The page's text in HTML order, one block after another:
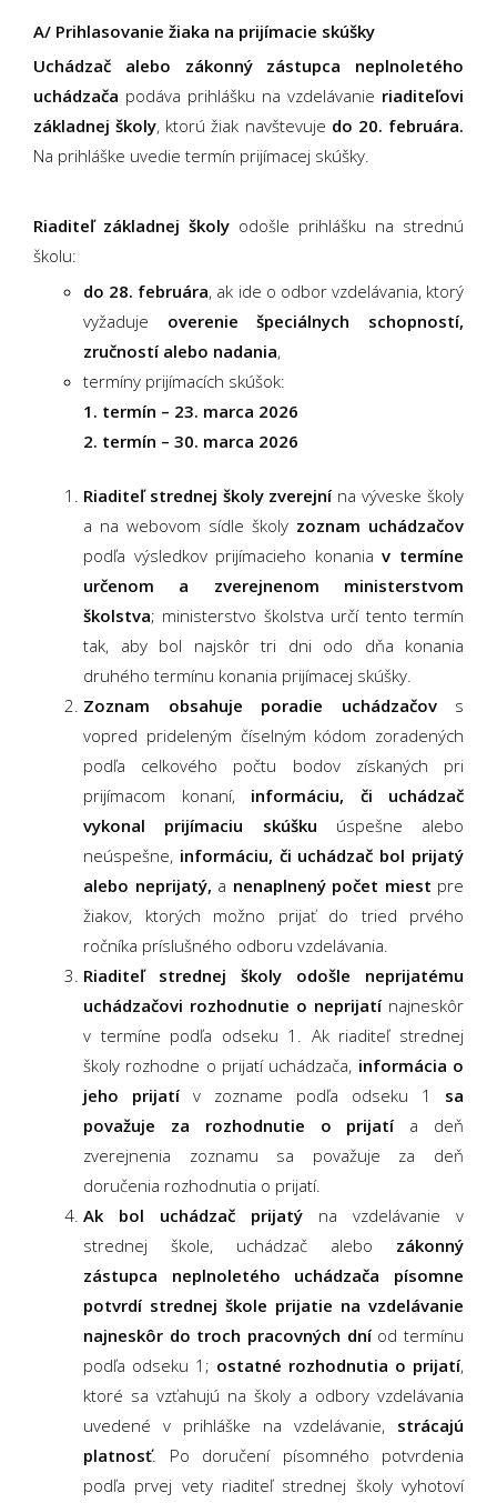
A/ Prihlasovanie žiaka na prijímacie skúšky
Uchádzač alebo zákonný zástupca neplnoletého
uchádzača podáva prihlášku na vzdelávanie riaditeľovi
základnej školy, ktorú žiak navštevuje do 20. februára.
Na prihláške uvedie termín prijímacej skúšky.
Riaditeľ základnej školy odošle prihlášku na strednú
školu:
do 28. februára, ak ide o odbor vzdelávania, ktorý
vyžaduje overenie špeciálnych schopností,
zručností alebo nadania,
termíny prijímacích skúšok:
1. termín – 23. marca 2026
2. termín – 30. marca 2026
Riaditeľ strednej školy zverejnína výveske školy
a na webovom sídle školy zoznam uchádzačov
podľa výsledkov prijímacieho konaniav termíne
určenom a zverejnenom ministerstvom
školstva; ministerstvo školstva určí tento termín
tak, aby bol najskôr tri dni odo dňa konania
druhého termínu konania prijímacej skúšky.
Zoznam obsahuje poradie uchádzačovs
vopred prideleným číselným kódom zoradených
podľa celkového počtu bodov získaných pri
prijímacom konaní, informáciu, či uchádzač
vykonal prijímaciu skúšku úspešne alebo
neúspešne, informáciu, či uchádzač bol prijatý
alebo neprijatý, a nenaplnený počet miest pre
žiakov, ktorých možno prijať do tried prvého
ročníka príslušného odboru vzdelávania.
Riaditeľ strednej školy odošle neprijatému
uchádzačovi rozhodnutie o neprijatínajneskôr
v termíne podľa odseku 1. Ak riaditeľ strednej
školy rozhodne o prijatí uchádzača, informácia o
jeho prijatív zozname podľa odseku 1 sa
považuje za rozhodnutie o prijatía deň
zverejnenia zoznamu sa považuje za deň
doručenia rozhodnutia o prijatí.
Ak bol uchádzač prijatý na vzdelávanie v
strednej škole, uchádzač alebo zákonný
zástupca neplnoletého uchádzača písomne
potvrdí strednej škole prijatie na vzdelávanie
najneskôr do troch pracovných dníod termínu
podľa odseku 1; ostatné rozhodnutia o prijatí,
ktoré sa vzťahujú na školy a odbory vzdelávania
uvedené v prihláške na vzdelávanie, strácajú
platnosť. Po doručení písomného potvrdenia
podľa prvej vety riaditeľ strednej školy vyhotoví